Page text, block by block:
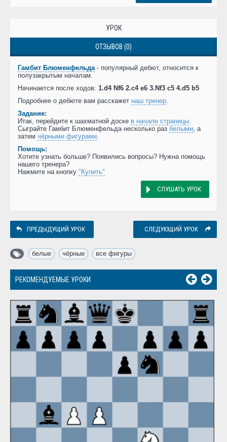
УРОК
ОТЗЫВОВ (0)
Гамбит Блюменфельда- популярный дебют, относится к
полузакрытым началам.
Начинается после ходов: 1.d4 Nf6 2.c4 e6 3.Nf3 c5 4.d5 b5
Подробнее о дебюте вам расскажет наш тренер.
Задание:
Итак, перейдите к шахматной доске в начале страницы.
Сыграйте Гамбит Блюменфельда несколько раз белыми, а
затем чёрными фигурами.
Помощь:
Хотите узнать больше? Появились вопросы? Нужна помощь
нашего тренера?
Нажмите на кнопку "Купить"
СЛУШАТЬ УРОК
ПРЕДЫДУЩИЙ УРОК СЛЕДУЮЩИЙ УРОК
белые чёрные все фигуры
РЕКОМЕНДУЕМЫЕ УРОКИ